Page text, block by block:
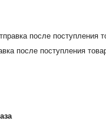
после поступления
после поступления